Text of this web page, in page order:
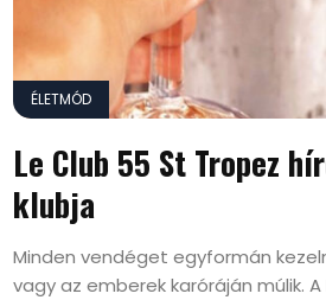
ÉLETMÓD
Le Club 55 St Tropez
klubja
Minden vendéget egyformán
vagy az emberek karóráján múlik.